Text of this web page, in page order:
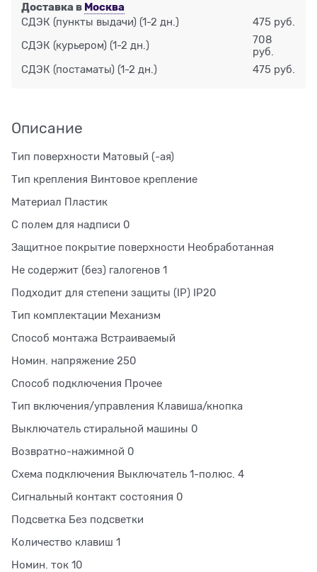
Доставка в Москва
СДЭК (пункты выдачи) (1-2 дн.) 475 руб.
СДЭК (курьером) (1-2 дн.)
708
руб.
СДЭК (постаматы) (1-2 дн.) 475 руб.
Описание
Тип поверхности Матовый (-ая)
Тип крепления Винтовое крепление
Материал Пластик
С полем для надписи 0
Защитное покрытие поверхности Необработанная
Не содержит (без) галогенов 1
Подходит для степени защиты (IP) IP20
Тип комплектации Механизм
Способ монтажа Встраиваемый
Номин. напряжение 250
Способ подключения Прочее
Тип включения/управления Клавиша/кнопка
Выключатель стиральной машины 0
Возвратно-нажимной 0
Схема подключения Выключатель 1-полюс. 4
Сигнальный контакт состояния 0
Подсветка Без подсветки
Количество клавиш 1
Номин. ток 10